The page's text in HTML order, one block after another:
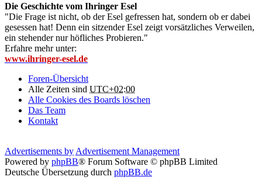
Die Geschichte vom Ihringer Esel
"Die Frage ist nicht, ob der Esel gefressen hat, sondern ob er dabei
gesessen hat! Denn ein sitzender Esel zeigt vorsätzliches Verweilen,
ein stehender nur höfliches Probieren."
Erfahre mehr unter:
www.ihringer-esel.de
Foren-Übersicht
Alle Zeiten sind UTC+02:00
Alle Cookies des Boards löschen
Das Team
Kontakt
Advertisements by Advertisement Management
Powered by phpBB® Forum Software © phpBB Limited
Deutsche Übersetzung durch phpBB.de